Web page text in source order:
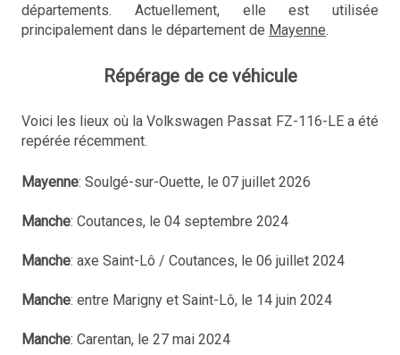
départements. Actuellement, elle est utilisée
principalement dans le département de Mayenne.
Répérage de ce véhicule
Voici les lieux où la Volkswagen Passat FZ-116-LE a été
repérée récemment.
Mayenne: Soulgé-sur-Ouette, le 07 juillet 2026
Manche: Coutances, le 04 septembre 2024
Manche: axe Saint-Lô / Coutances, le 06 juillet 2024
Manche: entre Marigny et Saint-Lô, le 14 juin 2024
Manche: Carentan, le 27 mai 2024